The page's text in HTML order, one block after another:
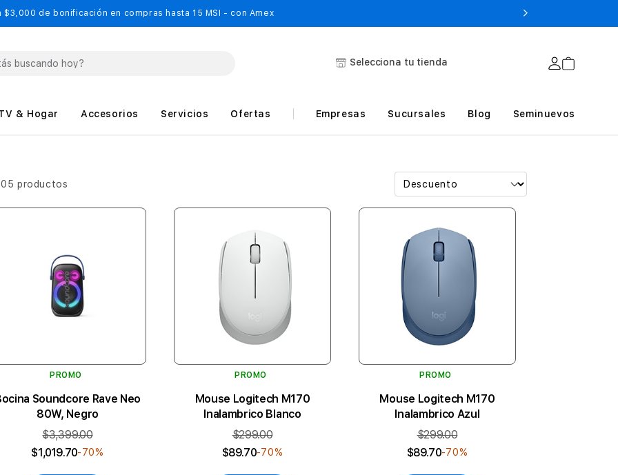
$3,000 de bonificación en compras hasta 15 MSI - con Amex
Selecciona tu tienda
& Hogar Accesorios Servicios Ofertas Empresas Sucursales Blog Seminuevos
productos
PROMO
Soundcore Rave Neo
80W, Negro
$3,399.00
$1,019.70-70%
PROMO
Mouse Logitech M170
Inalambrico Blanco
$299.00
$89.70-70%
PROMO
Mouse Logitech M170
Inalambrico Azul
$299.00
$89.70-70%